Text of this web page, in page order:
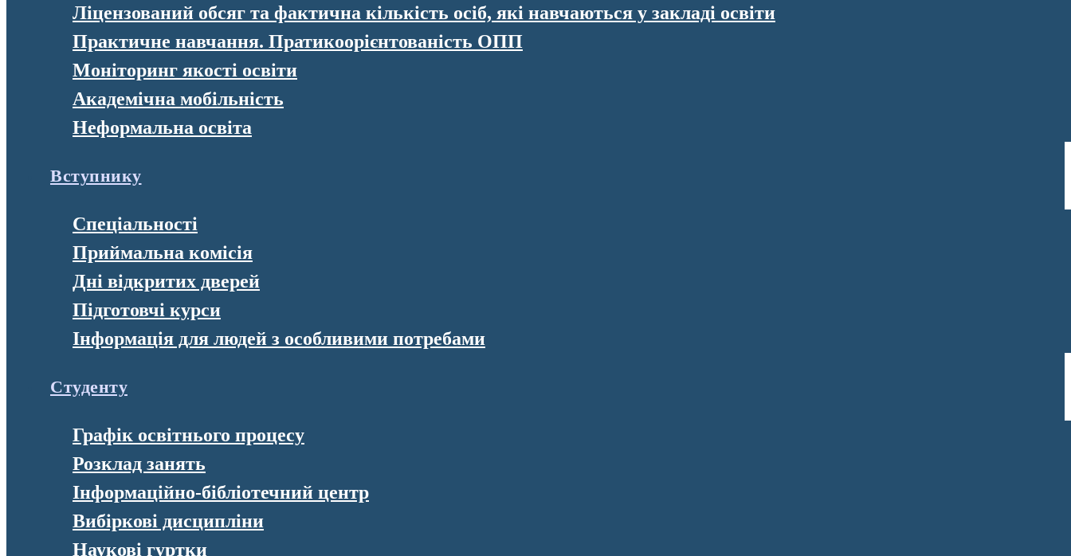
Ліцензований обсяг та фактична кількість осіб, які навчаються у закладі освіти
Практичне навчання. Пратикоорієнтованість ОПП
Моніторинг якості освіти
Академічна мобільність
Неформальна освіта
Вступнику
Спеціальності
Приймальна комісія
Дні відкритих дверей
Підготовчі курси
Інформація для людей з особливими потребами
Студенту
Графік освітнього процесу
Розклад занять
Інформаційно-бібліотечний центр
Вибіркові дисципліни
Наукові гуртки